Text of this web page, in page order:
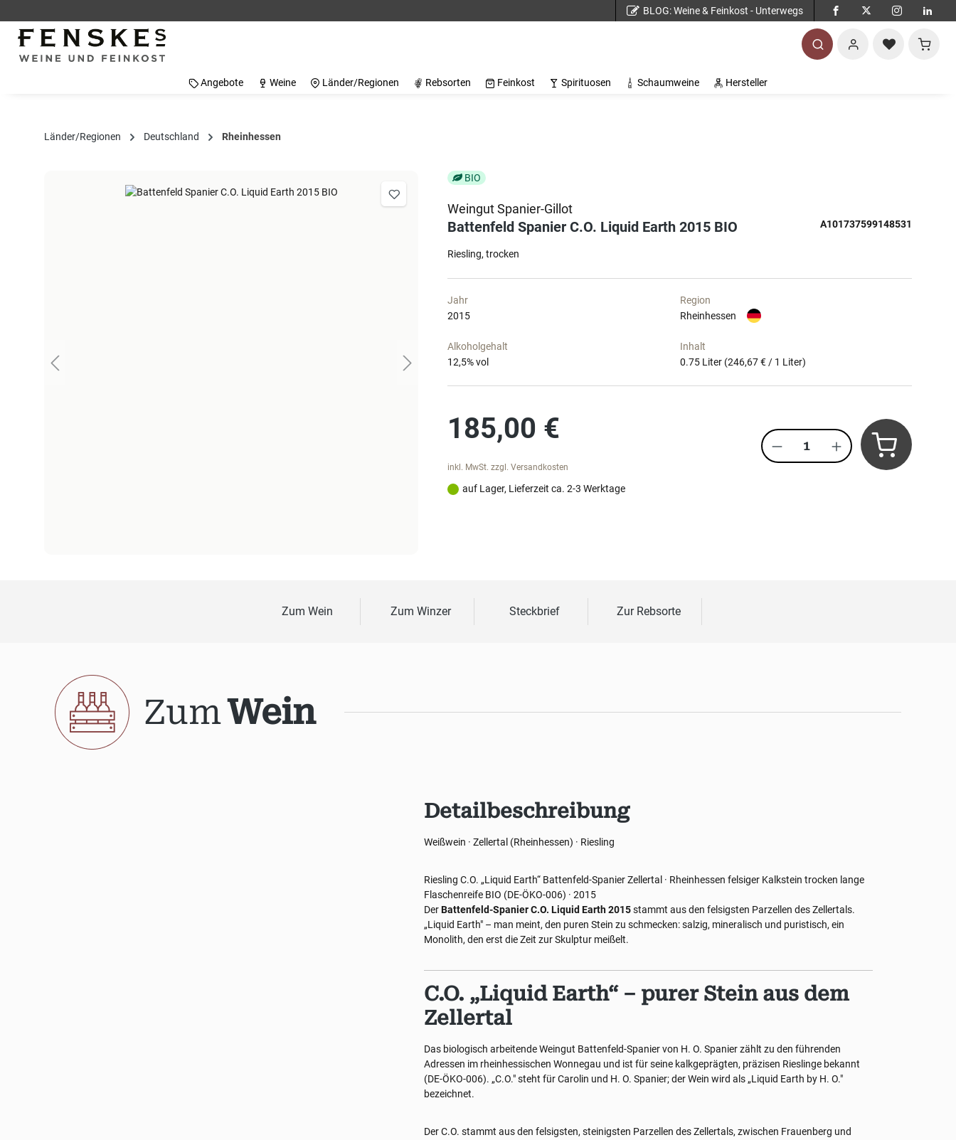
BLOG: Weine & Feinkost - Unterwegs
Angebote Weine Länder/Regionen Rebsorten Feinkost Spirituosen Schaumweine Hersteller
Länder/Regionen Deutschland Rheinhessen
BIO
Weingut Spanier-Gillot
Battenfeld Spanier C.O. Liquid Earth 2015 BIO A101737599148531
Riesling trocken
Jahr
2015
Region
Rheinhessen
Alkoholgehalt
12,5% vol
Inhalt
0.75 Liter (246,67 € / 1 Liter)
185,00 €
inkl. MwSt. zzgl. Versandkosten
Produkt Anzahl: Gib den
auf Lager, Lieferzeit ca. 2-3 Werktage
Zum Wein Zum Winzer Steckbrief Zur Rebsorte
ZumWein
Detailbeschreibung
Weißwein · Zellertal (Rheinhessen) · Riesling
Riesling C.O. „Liquid Earth“ Battenfeld-SpanierZellertal · Rheinhessen felsiger Kalkstein trocken lange
Flaschenreife BIO (DE-ÖKO-006) · 2015
DerBattenfeld-Spanier C.O. Liquid Earth 2015stammt aus den felsigsten Parzellen des Zellertals.
„Liquid Earth" – man meint, den puren Stein zu schmecken: salzig, mineralisch und puristisch, ein
Monolith, den erst die Zeit zur Skulptur meißelt.
C.O. „Liquid Earth“ – purer Stein aus dem
Zellertal
Das biologisch arbeitende Weingut Battenfeld-Spanier von H. O. Spanier zählt zu den führenden
Adressen im rheinhessischen Wonnegau und ist für seine kalkgeprägten, präzisen Rieslinge bekannt
(DE-ÖKO-006). „C.O." steht für Carolin und H. O. Spanier; der Wein wird als „Liquid Earth by H. O."
bezeichnet.
Der C.O. stammt aus den felsigsten, steinigsten Parzellen des Zellertals, zwischen Frauenberg und